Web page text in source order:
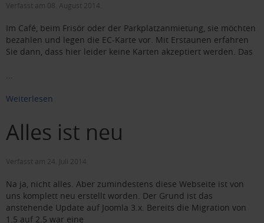
Verfasst am 08. August 2014
Im Café, beim Frisör oder der Parkplatzanmietung, sie möchten
bezahlen und legen die EC-Karte vor. Mit Erstaunen erfahren
Sie dann, dass hier leider keine Karten akzeptiert werden. Das
...
Weiterlesen
Alles ist neu
Verfasst am 24. Juli 2014
Na ja, nicht alles. Aber zumindestens diese Webseite ist von
uns komplett neu erstellt worden. Der Grund ist das
anstehende Update auf Joomla 3.x. Bereits die Migration von
1.5 auf 2.5 war eine